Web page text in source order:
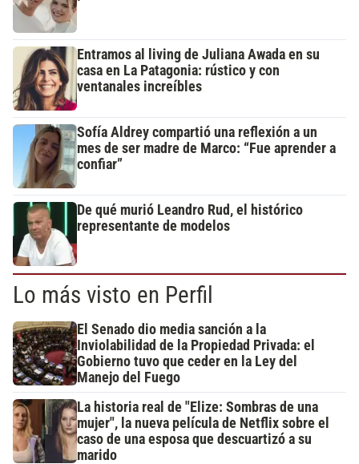
Entramos al living de Juliana Awada en su
casa en La Patagonia: rústico y con
ventanales increíbles
Sofía Aldrey compartió una reflexión a un
mes de ser madre de Marco: “Fue aprender a
confiar”
De qué murió Leandro Rud, el histórico
representante de modelos
Lo más visto en Perfil
El Senado dio media sanción a la
Inviolabilidad de la Propiedad Privada: el
Gobierno tuvo que ceder en la Ley del
Manejo del Fuego
La historia real de "Elize: Sombras de una
mujer", la nueva película de Netflix sobre el
caso de una esposa que descuartizó a su
marido